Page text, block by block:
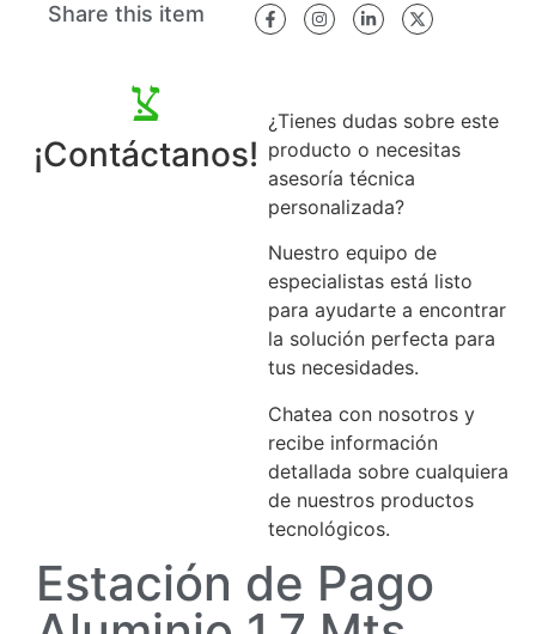
¡Contáctanos!
¿Tienes dudas sobre este
producto o necesitas
asesoría técnica
personalizada?
Nuestro equipo de
especialistas está listo
para ayudarte a encontrar
la solución perfecta para
tus necesidades.
Chatea con nosotros y
recibe información
detallada sobre cualquiera
de nuestros productos
tecnológicos.
Estación de Pago
Share this item